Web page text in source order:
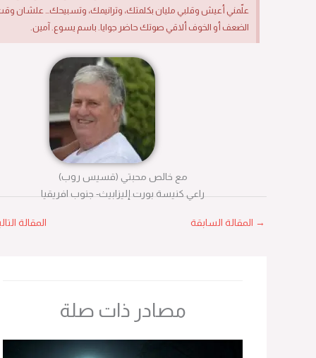
علّمني أعيش وقلبي مليان بكلمتك، وترانيمك، وتسبيحك… علشان وقت
الضعف أو الخوف ألاقي صوتك حاضر جوايا. باسم يسوع. آمين.
مع خالص محبتي (قسيس روب)
راعي كنيسة بورت إليزابيث- جنوب افريقيا
المقالة السابقة المقالة التالية ←
مصادر ذات صلة